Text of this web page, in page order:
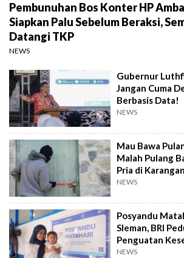
Pembunuhan Bos Konter HP
Siapkan Palu Sebelum Beraksi,
Datangi TKP
NEWS
Gubernur
Jangan Cuma
Berbasis Data!
NEWS
Mau Bawa
Malah Pulang
Pria di
NEWS
Posyandu
Sleman, BRI
Penguatan
Anak
NEWS